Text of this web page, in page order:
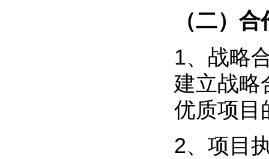
（二）
1、战略
建立战略
优质项目
2、项目